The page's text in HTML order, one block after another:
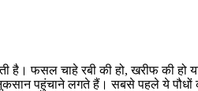
है। फसल चाहे रबी की हो, खरीफ की हो
पहुंचाने लगते हैं। सबसे पहले ये पौधों